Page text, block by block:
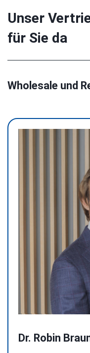
Unser
für Sie da
Wholesale und
Dr. Robin